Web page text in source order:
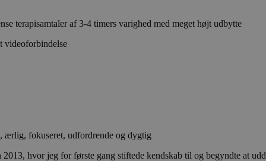
terapisamtaler af 3-4 timers varighed med meget højt udbytte
videoforbindelse
fokuseret, udfordrende og dygtig
hvor jeg for første gang stiftede kendskab til og begyndte at